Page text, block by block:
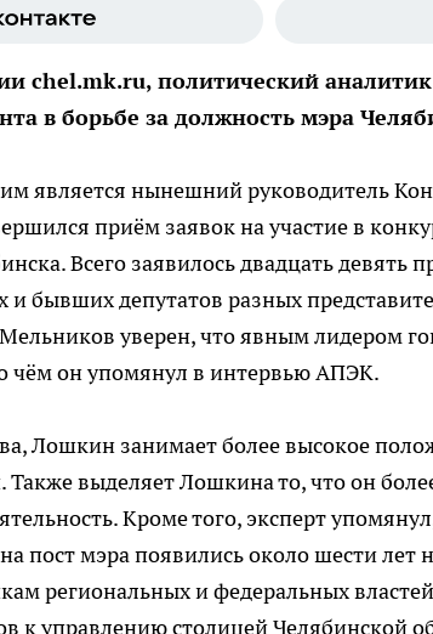
chel.mk.ru, политический
в борьбе за должность мэра
им является нынешний руководитель
приём заявок на участие в
Всего заявилось двадцать девять
бывших депутатов разных
уверен, что явным лидером
чём он упомянул в интервью АПЭК.
Лошкин занимает более высокое
выделяет Лошкина то, что он
Кроме того, эксперт
пост мэра появились около шести лет
региональных и федеральных
к управлению столицей Челябинской